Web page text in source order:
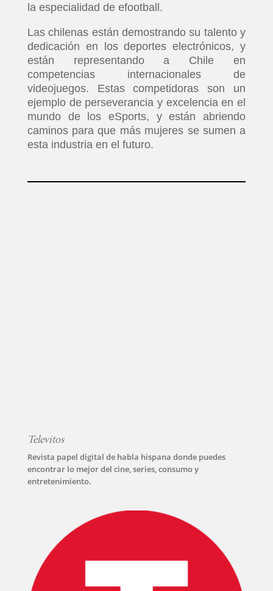
INICIO
la especialidad de efootball.
Las chilenas están demostrando su talento y
dedicación en los deportes electrónicos, y
están representando a Chile en
competencias internacionales de
videojuegos. Estas competidoras son un
ejemplo de perseverancia y excelencia en el
mundo de los eSports, y están abriendo
caminos para que más mujeres se sumen a
esta industria en el futuro.
Televitos
Revista papel digital de habla hispana donde puedes
encontrar lo mejor del cine, series, consumo y
entretenimiento.